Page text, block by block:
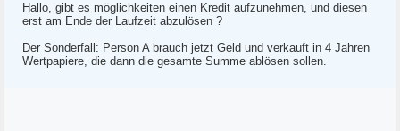
Hallo, gibt es möglichkeiten einen Kredit aufzunehmen, und diesen
erst am Ende der Laufzeit abzulösen ?
Der Sonderfall: Person A brauch jetzt Geld und verkauft in 4 Jahren
Wertpapiere, die dann die gesamte Summe ablösen sollen.